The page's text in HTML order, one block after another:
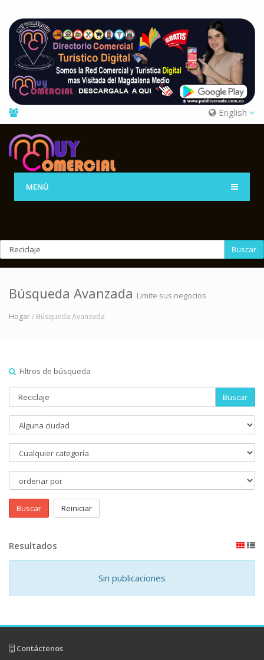
English
MENÚ
Buscar
Búsqueda Avanzada Limite sus negocios
Hogar/ Búsqueda Avanzada
Filtros de búsqueda
Buscar
Buscar Reiniciar
Resultados
Sin publicaciones
Contáctenos